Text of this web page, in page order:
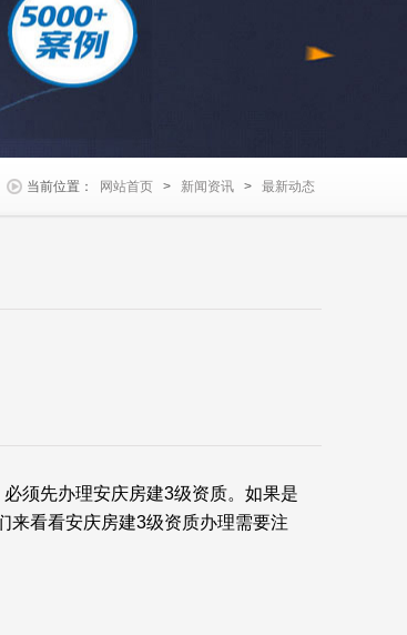
当前位置： 网站首页 > 新闻资讯 > 最新动态
须先办理安庆房建3级资质。如果是
来看看安庆房建3级资质办理需要注